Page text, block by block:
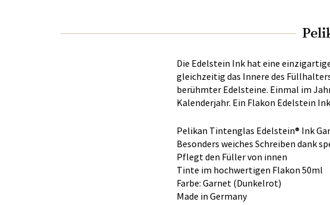
Die Edelstein Ink hat eine
gleichzeitig das Innere des
berühmter Edelsteine. Einmal im
Kalenderjahr. Ein Flakon Edelstein
Pelikan Tintenglas Edelstein® Ink
Besonders weiches Schreiben dank
Pflegt den Füller von innen
Tinte im hochwertigen Flakon 50ml
Farbe: Garnet (Dunkelrot)
Made in Germany